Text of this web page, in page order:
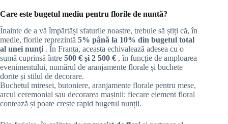
Care este bugetul mediu pentru florile de nuntă?
Înainte de a vă împărtăși sfaturile noastre, trebuie să știți că, în
medie, florile reprezintă 5% până la 10% din bugetul total
al unei nunți . În Franța, aceasta echivalează adesea cu o
sumă cuprinsă între 500 € și 2 500 € , în funcție de amploarea
evenimentului, numărul de aranjamente florale și buchete
dorite și stilul de decorare.
Buchetul miresei, butoniere, aranjamente florale pentru mese,
arcul ceremonial sau decorarea mașinii: fiecare element floral
contează și poate crește rapid bugetul nunții.